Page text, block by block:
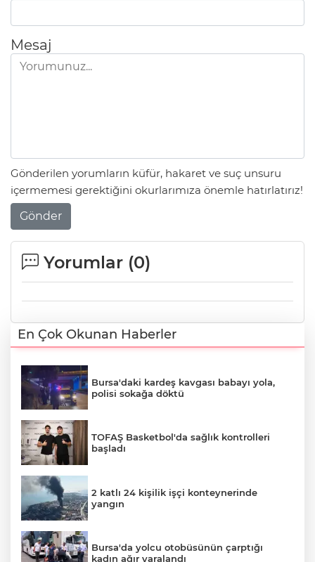
Mesaj
Gönderilen yorumların küfür, hakaret ve suç unsuru
içermemesi gerektiğini okurlarımıza önemle hatırlatırız!
Gönder
Yorumlar (0)
En Çok Okunan Haberler
Bursa'daki kardeş kavgası babayı yola,
polisi sokağa döktü
TOFAŞ Basketbol'da sağlık kontrolleri
başladı
2 katlı 24 kişilik işçi konteynerinde
yangın
Bursa'da yolcu otobüsünün çarptığı
kadın ağır yaralandı